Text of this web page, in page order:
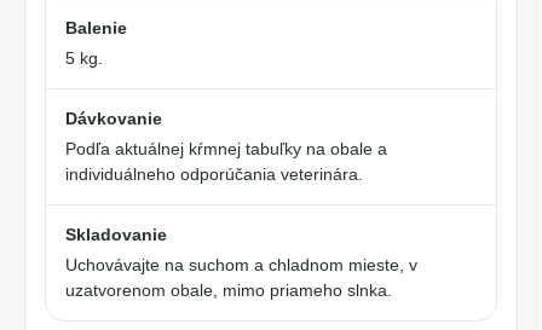
Balenie
5 kg.
Dávkovanie
Podľa aktuálnej kŕmnej tabuľky na obale a
individuálneho odporúčania veterinára.
Skladovanie
Uchovávajte na suchom a chladnom mieste, v
uzatvorenom obale, mimo priameho slnka.